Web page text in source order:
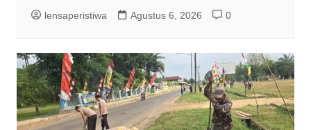
lensaperistiwa Agustus 6, 2026 0